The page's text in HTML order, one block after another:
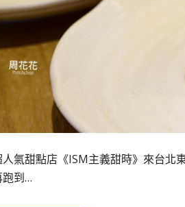
人氣甜點店《ISM主義甜時》來台北
跑到…